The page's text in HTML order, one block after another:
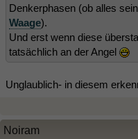
Denkerphasen (ob alles
Waage).
Und erst wenn diese
tatsächlich an der Angel
Unglaublich- in diesem
Noiram